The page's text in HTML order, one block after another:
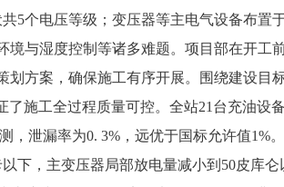
共5个电压等级；变压器等主电气设备布
境与湿度控制等诸多难题。项目部在开工
划方案，确保施工有序开展。围绕建设目
施工全过程质量可控。全站21台充油设
，泄漏率为0. 3%，远优于国标允许值
下，主变压器局部放电量减小到50皮库